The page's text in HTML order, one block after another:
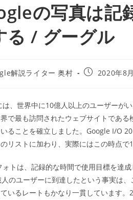
の写真は記
る / グーグル
解説ライター 奥村
投
開
日:
2020年8
は、世界中に10億人以上のユーザーが
で最も訪問されたウェブサイトであ
ることを確立しました。Google I/O
リストに加わり、実際にはこの時点で
ォトは、記録的な時間で使用目標を達
のユーザーに到達したという事実は
いるレートもかなり一貫しています